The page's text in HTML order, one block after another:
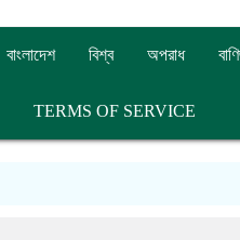
বাংলাদেশ বিশ্ব অপরাধ
TERMS OF SERVICE